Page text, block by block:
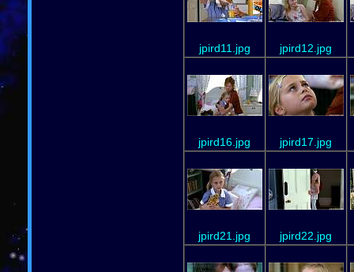
jpird11.jpg jpird12.jpg
jpird16.jpg jpird17.jpg
jpird21.jpg jpird22.jpg